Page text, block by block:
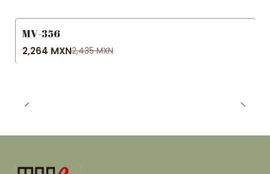
-7% OFF
MV-356
2,264 MXN2,435 MXN